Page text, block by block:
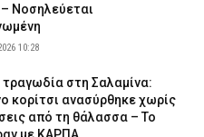
Νοσηλεύεται
10:28
τραγωδία στη Σαλαμίνα:
κορίτσι ανασύρθηκε χωρίς
από τη θάλασσα – Το
με ΚΑΡΠΑ